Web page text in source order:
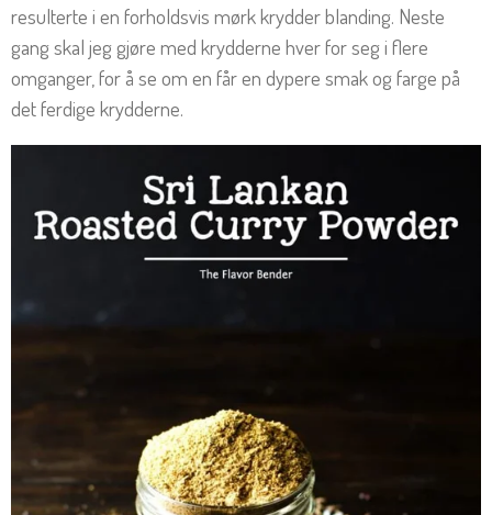
resulterte i en forholdsvis mørk krydder blanding. Neste
gang skal jeg gjøre med krydderne hver for seg i flere
omganger, for å se om en får en dypere smak og farge på
det ferdige krydderne.